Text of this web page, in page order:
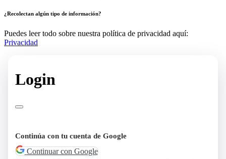
¿Recolectan algún tipo de información?
Puedes leer todo sobre nuestra política de privacidad aquí:
Privacidad
Login
Continúa con tu cuenta de Google
Continuar con Google